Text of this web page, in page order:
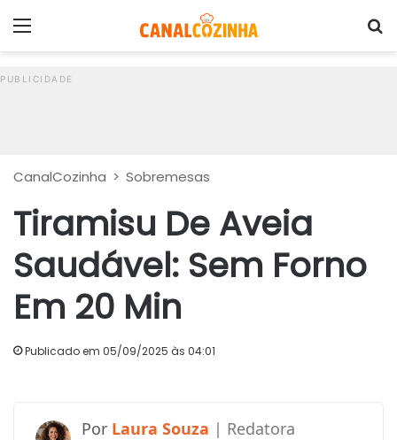
CanalCozinha > Sobremesas
Tiramisu De Aveia
Saudável: Sem Forno
Em 20 Min
Publicado em 05/09/2025 às 04:01
Laura Souza